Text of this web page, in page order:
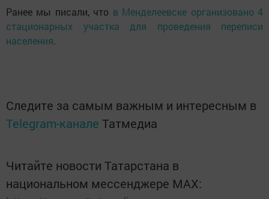
Ранее мы писали, что в Менделеевске организовано 4
стационарных участка для проведения переписи
населения.
Следите за самым важным и интересным в
Telegram-канале Татмедиа
Читайте новости Татарстана в
национальном мессенджере MАХ: